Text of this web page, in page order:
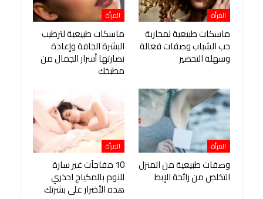
المرأة
ماسكات طبيعية لمحاربة
حب الشباب وصفات فعالة
وسهلة التحضير
المرأة
ماسكات طبيعية لترطيب
البشرة الجافة وإعادة
نضارتها أسرار الجمال من
مطبخك
المرأة
وصفات طبيعية من المنزل
التخلص من رائحة الإبط
المرأة
10 مفاجآت غير سارة
للنوم بالمكياج احذري
هذه الأضرار على بشرتك